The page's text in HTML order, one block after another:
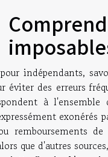
indépendants,
éviter des erreurs
à
remboursements
que d'autres